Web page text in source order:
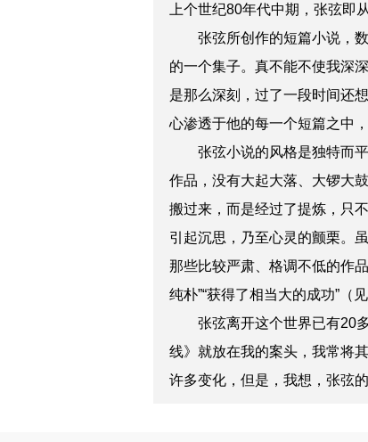
上个世纪80年代中期，张弦即
张弦所创作的短篇小说，数
的一个集子。真不能不使我深
是那么深刻，过了一段时间还
心渗透于他的每一个短篇之中
张弦小说的风格是独特而平
作品，没有大起大落、大锣大
搬过来，而是经过了提炼，只
引起沉思，乃至心灵的颤栗。
那些比较严肃、格调不低的作
纯朴”“获得了相当大的成功”（
张弦离开这个世界已有20多
线》就放在我的案头，我常将
许多变化，但是，我想，张弦